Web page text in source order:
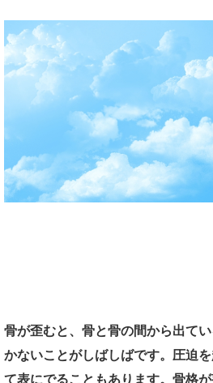
骨が歪むと、骨と骨の間から出て
かないことがしばしばです。圧迫
て表にでることもあります。骨格